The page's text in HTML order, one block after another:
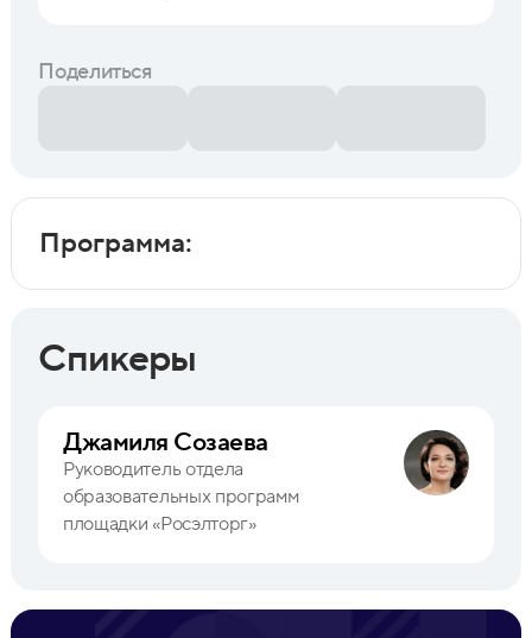
Поделиться
Программа:
Спикеры
Джамиля Созаева
Руководитель отдела
образовательных программ
площадки «Росэлторг»